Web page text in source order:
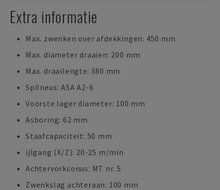
Extra informatie
Max. zwenken over afdekkingen: 450 mm
Max. diameter draaien: 200 mm
Max. draailengte: 380 mm
Spilneus: ASA A2-6
Voorste lager diameter: 100 mm
Asboring: 62 mm
Staafcapaciteit: 50 mm
ijlgang (X/Z): 20-25 m/min
Achtervorkconus: MT nr. 5
Zwenkslag achteraan: 100 mm